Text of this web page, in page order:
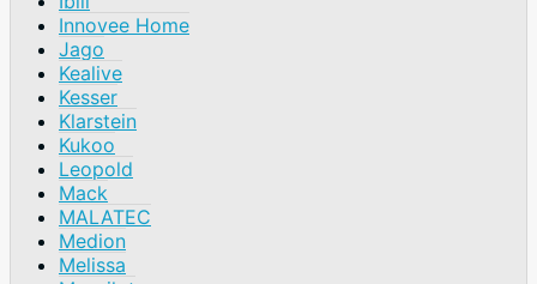
Innovee Home
Jago
Kealive
Kesser
Klarstein
Kukoo
Leopold
Mack
MALATEC
Medion
Melissa